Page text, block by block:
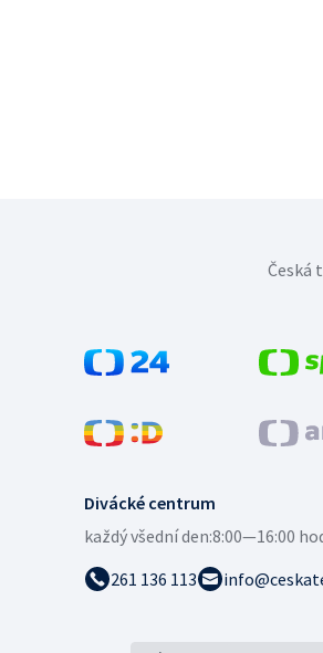
Divácké centrum
každý všední den:8:00—16:00
261 136 113
Česká